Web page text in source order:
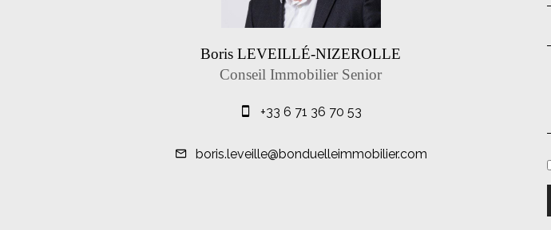
Boris LEVEILLÉ-NIZEROLLE
Conseil Immobilier Senior
+33 6 71 36 70 53
boris.leveille@bonduelleimmobilier.com